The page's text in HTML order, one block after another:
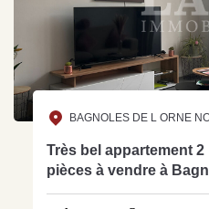
BAGNOLES DE L ORNE
Très bel appartement 2
pièces à vendre à
Ref O15509